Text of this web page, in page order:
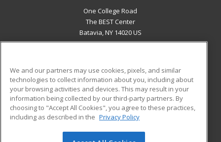
One College Road
The BEST Center
Batavia, NY 14020 US
ADDITIONAL RESOURCES
Military
Financial Assistance
Help
Student Blog
We and our partners may use cookies, pixels, and similar
technologies to collect information about you, including about
your browsing activities and devices. This may result in your
information being collected by our third-party partners. By
choosing to "Accept All Cookies", you agree to these practices,
including as described in the Privacy Policy